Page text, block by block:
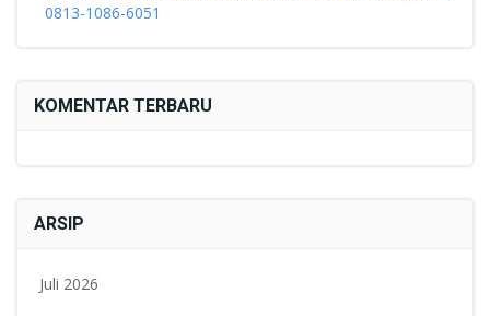
0813-1086-6051
KOMENTAR TERBARU
ARSIP
Juli 2026